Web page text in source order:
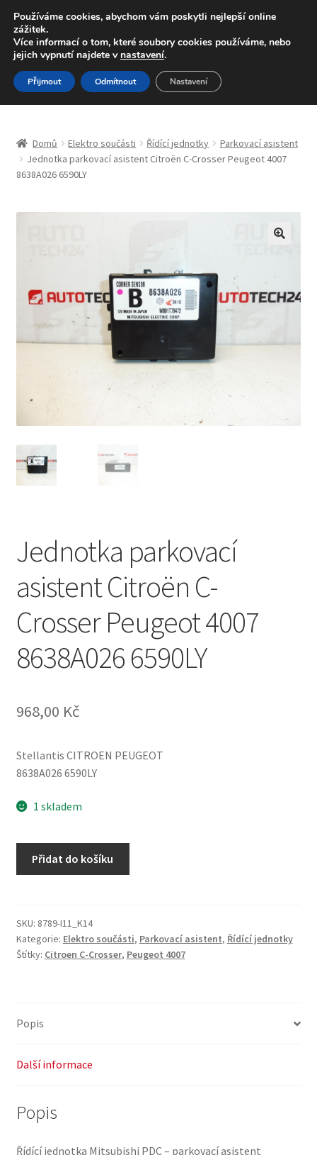
DOPRAVA od 139,-Kč
Volejte po-pá 9-16 704 494 494
Přeskočit
na
navigaci
Přejít
k
obsahu
Blog
Košík
Můj účet
Ochrana osobních údajů
Domů Elektro součásti Řídící jednotky
Parkovací asistent
Jednotka parkovací asistent Citroën C-Crosser Peugeot 4007
8638A026 6590LY
Jednotka parkovací
asistent Citroën C-
Crosser Peugeot 4007
8638A026 6590LY
968,00 Kč
Stellantis CITROEN PEUGEOT
8638A026 6590LY
1 skladem
C-
Crosser
Peugeot
množství
Přidat do košíku
SKU: 8789-I11_K14
Kategorie: Elektro součásti, Parkovací asistent, Řídící jednotky
Štítky: Citroen C-Crosser, Peugeot 4007
Popis
Další informace
Popis
Řídící jednotka Mitsubishi PDC – parkovací asistent
Používáme cookies, abychom vám poskytli nejlepší online
zážitek.
Více informací o tom, které soubory cookies používáme, nebo
jejich vypnutí najdete v nastavení.
Přijmout Odmítnout Nastavení